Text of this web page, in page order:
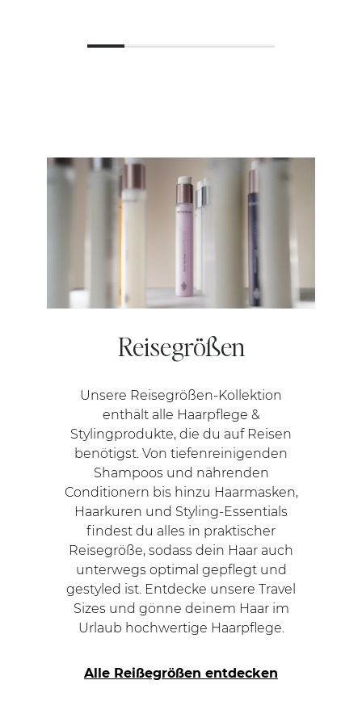
Reisegrößen
Unsere Reisegrößen-Kollektion
enthält alle Haarpflege &
Stylingprodukte, die du auf Reisen
benötigst. Von tiefenreinigenden
Shampoos und nährenden
Conditionern bis hinzu Haarmasken,
Haarkuren und Styling-Essentials
findest du alles in praktischer
Reisegröße, sodass dein Haar auch
unterwegs optimal gepflegt und
gestyled ist. Entdecke unsere Travel
Sizes und gönne deinem Haar im
Urlaub hochwertige Haarpflege.
Alle Reißegrößen entdecken